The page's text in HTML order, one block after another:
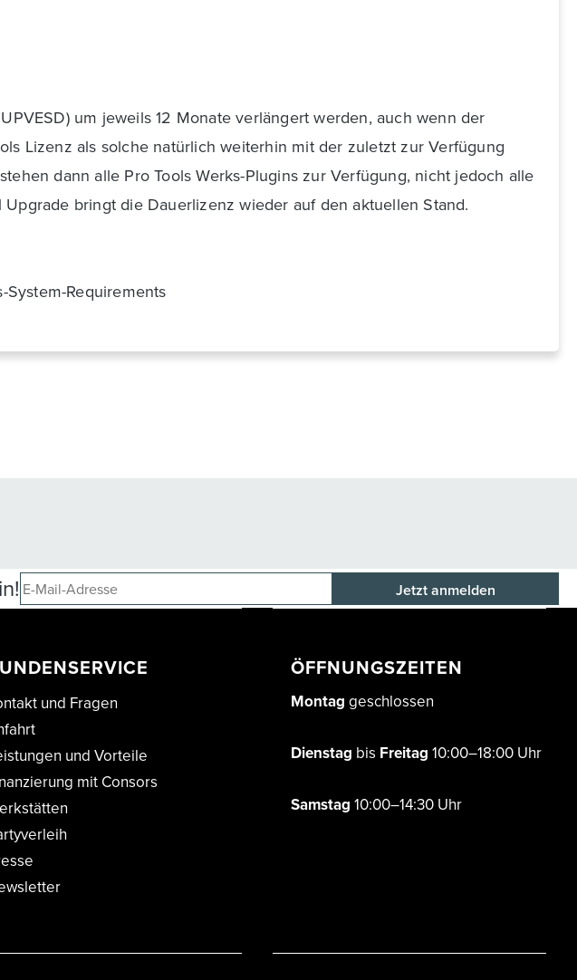
um jeweils 12 Monate verlängert werden, auch wenn der
Lizenz als solche natürlich weiterhin mit der zuletzt zur Verfügung
dann alle Pro Tools Werks-Plugins zur Verfügung, nicht jedoch alle
bringt die Dauerlizenz wieder auf den aktuellen Stand.
Requirements
und Fragen
und Vorteile
mit Consors
ÖFFNUNGSZEITEN
Montag geschlossen
Dienstag bis Freitag 10:00–18:00 Uhr
Samstag 10:00–14:30 Uhr